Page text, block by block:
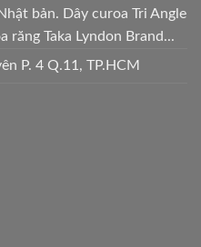
bản. Dây curoa Tri Angle
răng Taka Lyndon Brand...
P. 4 Q.11, TP.HCM